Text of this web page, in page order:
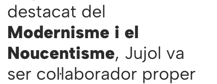
destacat del
Modernisme i el
Noucentisme, Jujol va
ser col·laborador proper